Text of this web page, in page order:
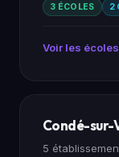
3 ÉCOLES 2
Voir les
Condé-sur-
5